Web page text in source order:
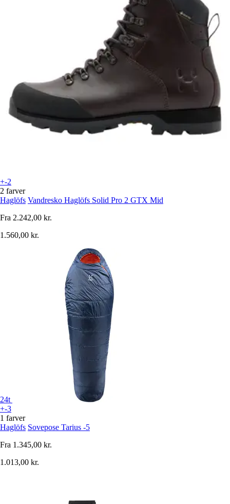
+-2
2 farver
Haglöfs Vandresko Haglöfs Solid Pro 2 GTX Mid
Fra 2.242,00 kr.
1.560,00 kr.
24t
+-3
1 farver
Haglöfs Sovepose Tarius -5
Fra 1.345,00 kr.
1.013,00 kr.